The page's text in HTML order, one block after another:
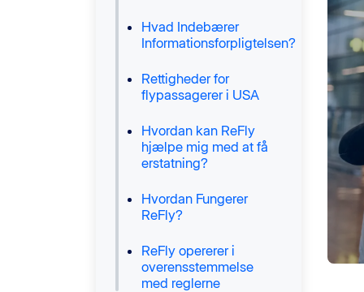
Hvad Indebærer
Informationsforpligtelsen?
Rettigheder for
flypassagerer i USA
Hvordan kan ReFly
hjælpe mig med at få
erstatning?
Hvordan Fungerer
ReFly?
ReFly opererer i
overensstemmelse
med reglerne